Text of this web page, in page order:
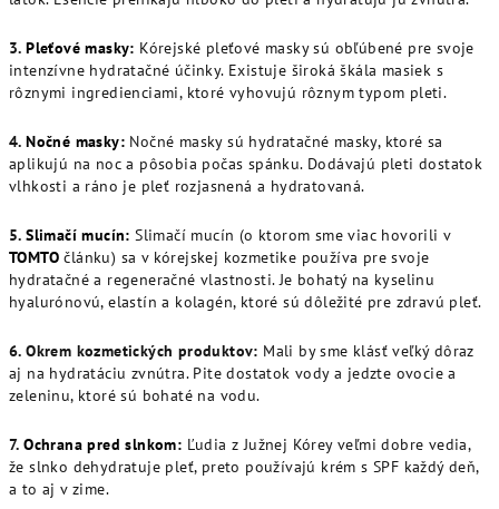
3.Pleťové masky: Kórejské pleťové masky sú obľúbené pre svoje
intenzívne hydratačné účinky. Existuje široká škála masiek s
rôznymi ingredienciami, ktoré vyhovujú rôznym typom pleti.
4.Nočné masky: Nočné masky sú hydratačné masky, ktoré sa
aplikujú na noc a pôsobia počas spánku. Dodávajú pleti dostatok
vlhkosti a ráno je pleť rozjasnená a hydratovaná.
5.Slimačí mucín: Slimačí mucín (o ktorom sme viac hovorili v
TOMTO článku) sa v kórejskej kozmetike používa pre svoje
hydratačné a regeneračné vlastnosti. Je bohatý na kyselinu
hyalurónovú, elastín a kolagén, ktoré sú dôležité pre zdravú pleť.
6. Okrem kozmetických produktov: Mali by sme klásť veľký dôraz
aj na hydratáciu zvnútra. Pite dostatok vody a jedzte ovocie a
zeleninu, ktoré sú bohaté na vodu.
7.Ochrana pred slnkom: Ľudia z Južnej Kórey veľmi dobre vedia,
že slnko dehydratuje pleť, preto používajú krém s SPF každý deň,
a to aj v zime.